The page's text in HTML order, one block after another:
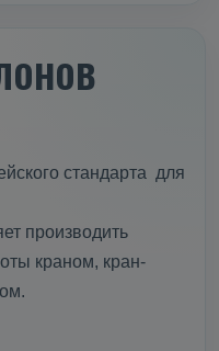
стандарта для
производить
краном, кран-